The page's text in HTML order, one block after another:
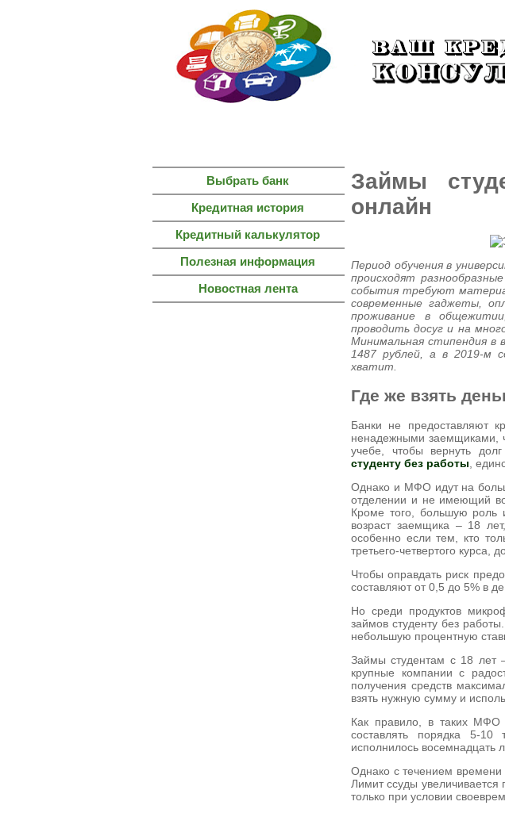
Выбрать банк
Кредитная история
Кредитный калькулятор
Полезная информация
Новостная лента
Займы
онлайн
Период обучения в
происходят
события требуют
современные гаджеты,
проживание в
проводить досуг и на
Минимальная стипендия
1487 рублей, а в 2019-м
хватит.
Где же взять
Банки не предоставляют
ненадежными заемщиками,
учебе, чтобы вернуть
студенту без работы,
Однако и МФО идут на
отделении и не имеющий
Кроме того, большую роль
возраст заемщика – 18
особенно если тем, кто
третьего-четвертого курса,
Чтобы оправдать риск
составляют от 0,5 до 5% в
Но среди продуктов
займов студенту без
небольшую процентную
Займы студентам с 18 лет
крупные компании с
получения средств
взять нужную сумму и
Как правило, в таких
составлять порядка 5-
исполнилось восемнадцать
Однако с течением времени
Лимит ссуды
только при условии